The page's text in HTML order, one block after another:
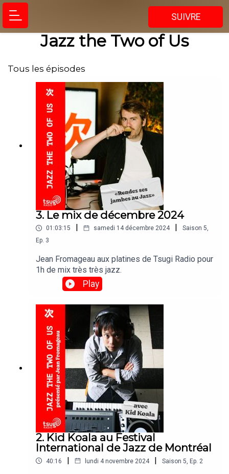
SUIVRE
Jazz the Two of Us
Tous les épisodes
3. Le mix de décembre 2024
01:03:15 samedi 14 décembre 2024 Saison 5,
Ep. 3
Jean Fromageau aux platines de Tsugi Radio pour
1h de mix très très jazz.
Play
2. Kid Koala au Festival
International de Jazz de Montréal
40:16 | lundi 4 novembre 2024 | Saison 5 Ep. 2